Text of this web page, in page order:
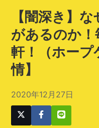
【闇深き】
があるのか
軒！（ホープ
情】
2020年12月27日